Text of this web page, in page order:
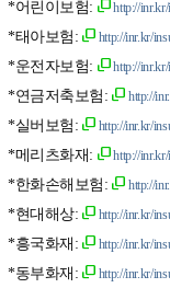
*어린이보험: http://
*태아보험: http://inr.kr/
*운전자보험: http://
*연금저축보험: http://
*실버보험: http://inr.kr/
*메리츠화재: http://
*한화손해보험: http://
*현대해상: http://inr.kr/
*흥국화재: http://inr.kr/
*동부화재: http://inr.kr/